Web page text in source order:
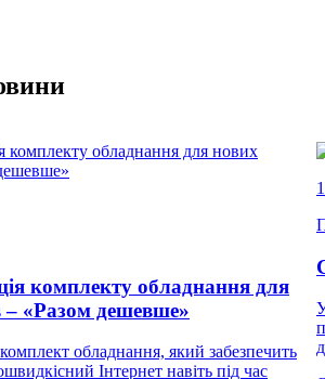
комплекту обладнання для
– «Разом дешевше»
обладнання, який забезпечить
Інтернет навіть під час